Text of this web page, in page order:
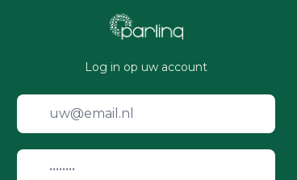
Log in op uw account